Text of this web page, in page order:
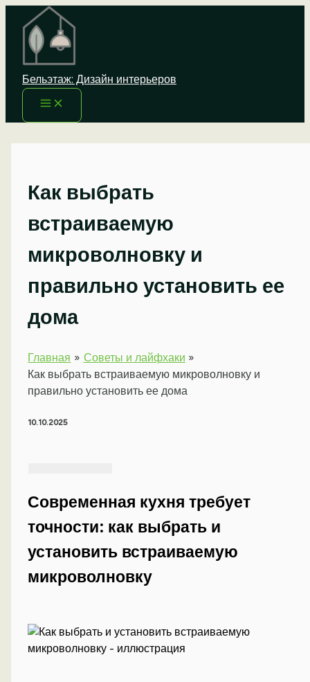
Перейти
содержимому
Бельэтаж: Дизайн интерьеров
Как выбрать
встраиваемую
микроволновку и
правильно установить ее
дома
Главная
Советы и лайфхаки
Как выбрать встраиваемую микроволновку и
правильно установить ее дома
10.10.2025
Современная кухня требует
точности: как выбрать и
установить встраиваемую
микроволновку